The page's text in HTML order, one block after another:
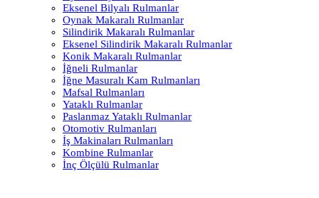
Eksenel Bilyalı Rulmanlar
Oynak Makaralı Rulmanlar
Silindirik Makaralı Rulmanlar
Eksenel Silindirik Makaralı Rulmanlar
Konik Makaralı Rulmanlar
İğneli Rulmanlar
İğne Masuralı Kam Rulmanları
Mafsal Rulmanları
Yataklı Rulmanlar
Paslanmaz Yataklı Rulmanlar
Otomotiv Rulmanları
İş Makinaları Rulmanları
Kombine Rulmanlar
İnç Ölçülü Rulmanlar